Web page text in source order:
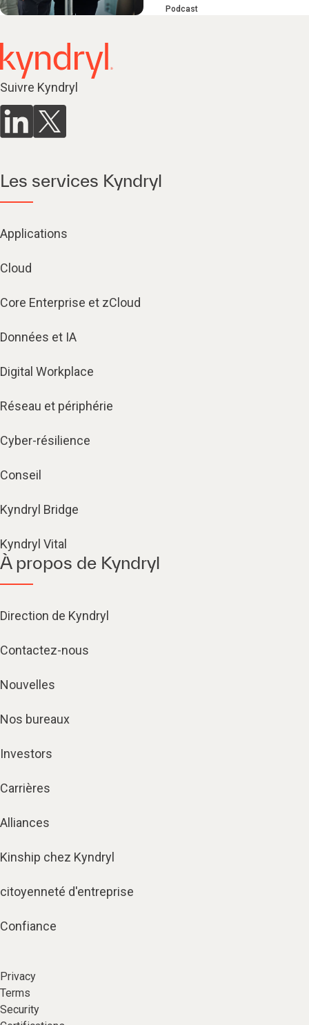
Podcast
Suivre Kyndryl
Les services Kyndryl
Applications
Cloud
Core Enterprise et zCloud
Données et IA
Digital Workplace
Réseau et périphérie
Cyber-résilience
Conseil
Kyndryl Bridge
Kyndryl Vital
À propos de Kyndryl
Direction de Kyndryl
Contactez-nous
Nouvelles
Nos bureaux
Investors
Carrières
Alliances
Kinship chez Kyndryl
citoyenneté d'entreprise
Confiance
Privacy
Terms
Security